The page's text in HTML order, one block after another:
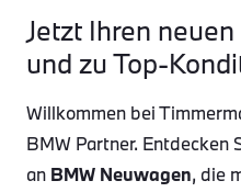
Jetzt Ihren
und zu Top-
Willkommen bei
BMW Partner. Entdecken
an BMW Neuwagen, die